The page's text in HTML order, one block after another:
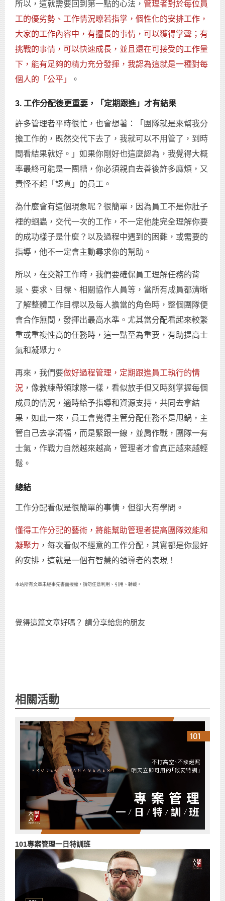
所以，這就需要回到第一點的心法， 管理者對於每位員
工的優劣勢、工作情況暸若指掌，個性化的安排工作，
大家的工作內容中，有擅長的事情，可以獲得掌聲；有
挑戰的事情，可以快速成長，並且還在可接受的工作量
下，能有足夠的精力充分發揮，我認為這就是一種對每
個人的「公平」
。
3. 工作分配後更重要，「定期跟進」才有結果
許多管理者平時很忙，也會想著：「團隊就是來幫我分
擔工作的，既然交代下去了，我就可以不用管了，到時
間看結果就好。」如果你剛好也這麼認為，我覺得大概
率最終可能是一團糟，你必須親自去善後許多麻煩，又
責怪不起「認真」的員工。
為什麼會有這個現象呢？很簡單，因為員工不是你肚子
裡的蛔蟲，交代一次的工作，不一定他能完全理解你要
的成功樣子是什麼？以及過程中遇到的困難，或需要的
指導，他不一定會主動尋求你的幫助。
所以，在交辦工作時，我們要確保員工理解任務的背
景、要求、目標、相關協作人員等，當所有成員都清晰
了解整體工作目標以及每人擔當的角色時，整個團隊便
會合作無間，發揮出最高水準。尤其當分配看起來較繁
重或重複性高的任務時，這一點至為重要，有助提高士
氣和凝聚力。
再來，我們要做好過程管理，定期跟進員工執行的情
況 ，像教練帶領球隊一樣，看似放手但又時刻掌握每個
成員的情況，適時給予指導和資源支持，共同去拿結
果，如此一來，員工會覺得主管分配任務不是甩鍋，主
管自己去享清福，而是緊跟一線，並肩作戰，團隊一有
士氣，作戰力自然越來越高，管理者才會真正越來越輕
鬆。
總結
工作分配看似是很簡單的事情，但卻大有學問。
懂得工作分配的藝術，將能幫助管理者提高團隊效能和
凝聚力 ，每次看似不經意的工作分配，其實都是你最好
的安排，這就是一個有智慧的領導者的表現！
本站所有文章未經事先書面授權，請勿任意利用、引用、轉載。
覺得這篇文章好嗎？ 請分享給您的朋友
相關活動
101專案管理一日特訓班